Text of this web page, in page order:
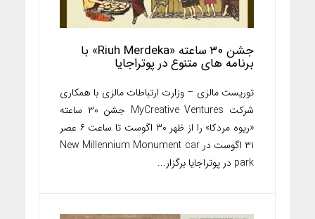
جشن ۳۰ ساعته «Riuh Merdeka» با
برنامه های متنوع در پوتراجایا
توریست مالزی – وزارت ارتباطات مالزی با همکاری
شرکت MyCreative Ventures جشن ۳۰ ساعته
«ریوه مردکا» را از ظهر ۳۰ اگوست تا ساعت ۶ عصر
۳۱ اگوست در New Millennium Monument car
park در پوتراجایا برگزار...